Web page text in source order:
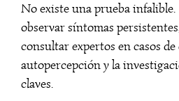
No existe una prueba
observar síntomas
consultar expertos en casos de
autopercepción y la
claves.